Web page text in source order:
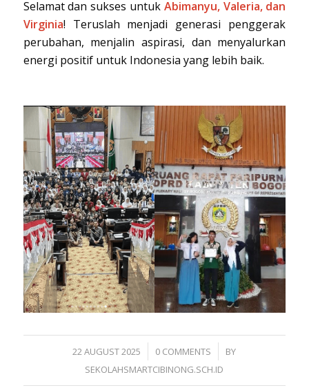
Selamat dan sukses untuk Abimanyu, Valeria, dan
Virginia! Teruslah menjadi generasi penggerak
perubahan, menjalin aspirasi, dan menyalurkan
energi positif untuk Indonesia yang lebih baik.
22 AUGUST 2025
/ 0 COMMENTS
/
BY
SEKOLAHSMARTCIBINONG.SCH.ID